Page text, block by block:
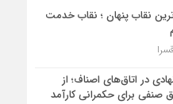
نقاب پنهان ؛ نقاب خدمت
در اتاق‌های اصناف؛ از
صنفی برای حکمرانی کارآمد